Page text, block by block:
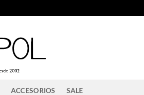
ACCESORIOS SALE